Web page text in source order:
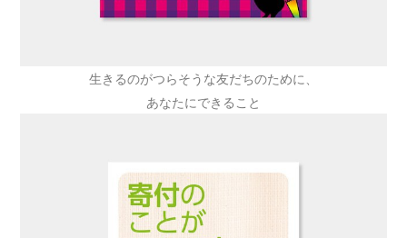
生きるのがつらそうな友だちのために、
あなたにできること